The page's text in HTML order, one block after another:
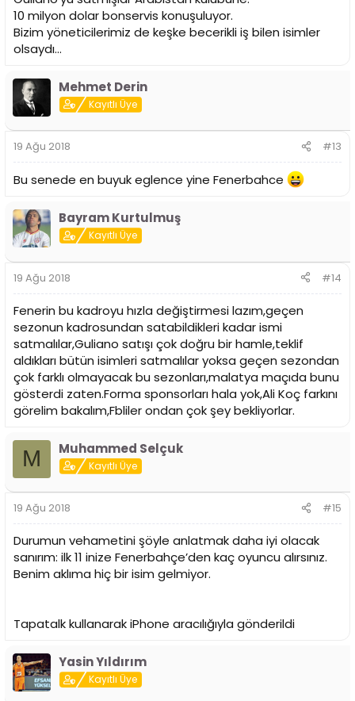
10 milyon dolar bonservis konuşuluyor.
Bizim yöneticilerimiz de keşke becerikli iş bilen isimler
olsaydı...
Mehmet Derin
Kayıtlı Üye
19 Ağu 2018 #13
Bu senede en buyuk eglence yine Fenerbahce
Bayram Kurtulmuş
Kayıtlı Üye
19 Ağu 2018 #14
Fenerin bu kadroyu hızla değiştirmesi lazım,geçen
sezonun kadrosundan satabildikleri kadar ismi
satmalılar,Guliano satışı çok doğru bir hamle,teklif
aldıkları bütün isimleri satmalılar yoksa geçen sezondan
çok farklı olmayacak bu sezonları,malatya maçıda bunu
gösterdi zaten.Forma sponsorları hala yok,Ali Koç farkını
görelim bakalım,Fbliler ondan çok şey bekliyorlar.
M Muhammed Selçuk
Kayıtlı Üye
19 Ağu 2018 #15
Durumun vehametini şöyle anlatmak daha iyi olacak
sanırım: ilk 11 inize Fenerbahçe’den kaç oyuncu alırsınız.
Benim aklıma hiç bir isim gelmiyor.
Tapatalk kullanarak iPhone aracılığıyla gönderildi
Yasin Yıldırım
Kayıtlı Üye